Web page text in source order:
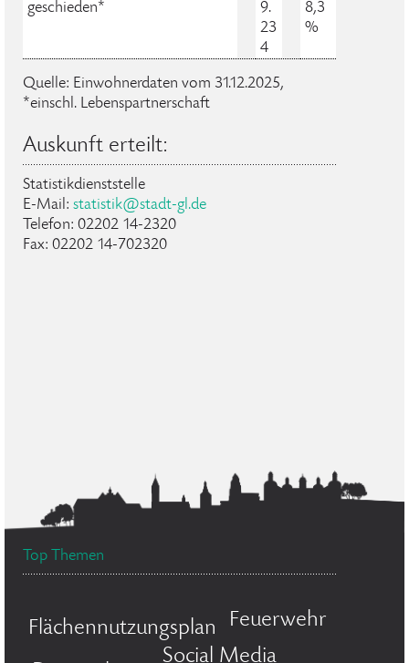
geschieden*
9.
23
4
8,3
%
Quelle: Einwohnerdaten vom 31.12.2025,
*einschl. Lebenspartnerschaft
Auskunft erteilt:
Statistikdienststelle
E-Mail: statistik@stadt-gl.de
Telefon: 02202 14-2320
Fax: 02202 14-702320
Top Themen
Flächennutzungsplan Feuerwehr
Social Media